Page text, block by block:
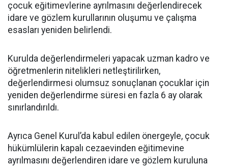
çocuk eğitimevlerine ayrılmasını değerlendirecek
idare ve gözlem kurullarının oluşumu ve çalışma
esasları yeniden belirlendi.
Kurulda değerlendirmeleri yapacak uzman kadro ve
öğretmenlerin nitelikleri netleştirilirken,
değerlendirmesi olumsuz sonuçlanan çocuklar için
yeniden değerlendirme süresi en fazla 6 ay olarak
sınırlandırıldı.
Ayrıca Genel Kurul’da kabul edilen önergeyle, çocuk
hükümlülerin kapalı cezaevinden eğitimevine
ayrılmasını değerlendiren idare ve gözlem kuruluna